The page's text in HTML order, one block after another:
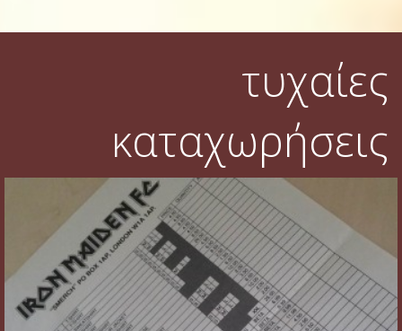
τυχαίες
καταχωρήσεις